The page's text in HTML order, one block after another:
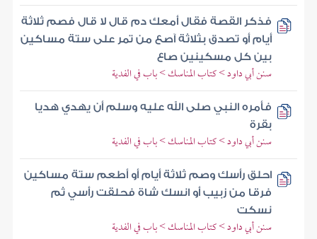
فذكر القصة فقال أمعك دم قال لا قال فصم ثلاثة
أيام أو تصدق بثلاثة آصع من تمر على ستة مساكين
بين كل مسكينين صاع
سنن أبي داود > كتاب المناسك > باب في الفدية
فأمره النبي صلى الله عليه وسلم أن يهدي هديا
بقرة
سنن أبي داود > كتاب المناسك > باب في الفدية
احلق رأسك وصم ثلاثة أيام أو أطعم ستة مساكين
فرقا من زبيب أو انسك شاة فحلقت رأسي ثم
نسكت
سنن أبي داود > كتاب المناسك > باب في الفدية